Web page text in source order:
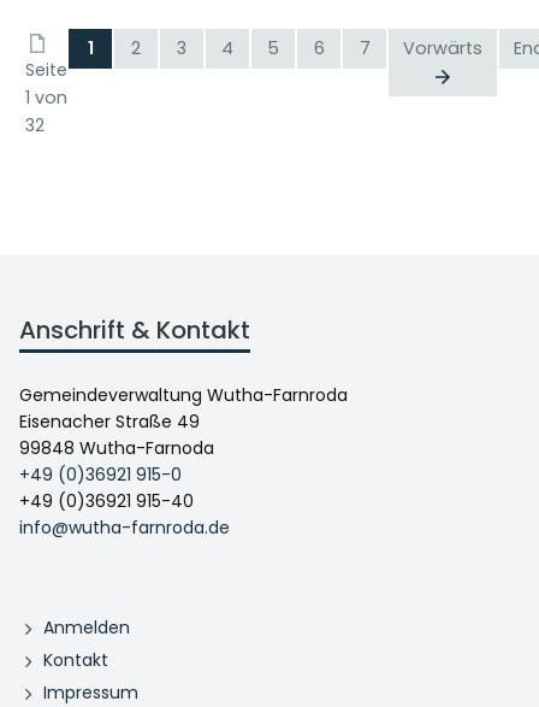
Seite
1 von
32
1 2 3 4 5 6 7 Vorwärts
Anschrift & Kontakt
Gemeindeverwaltung Wutha-Farnroda
Eisenacher Straße 49
99848 Wutha-Farnoda
+49 (0)36921 915-0
+49 (0)36921 915-40
info@wutha-farnroda.de
Anmelden
Kontakt
Impressum